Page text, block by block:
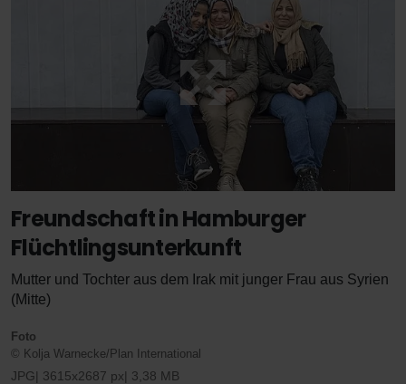
Freundschaft in Hamburger
Flüchtlingsunterkunft
Mutter und Tochter aus dem Irak mit junger Frau aus Syrien
(Mitte)
Foto
© Kolja Warnecke/Plan International
JPG 3615x2687 px 3,38 MB